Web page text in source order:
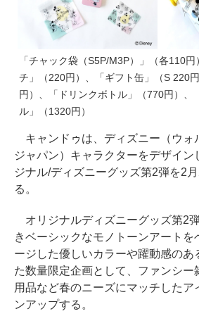
「チャック袋（S5P/M3P）」（各110
チ」（220円）、「ギフト缶」（S 220
円）、「ドリンクボトル」（770円）、
ル」（1320円）
キャンドゥは、ディズニー（ウォ
ジャパン）キャラクターをデザイン
ジナル/ディズニーグッズ第2弾を2
る。
オリジナルディズニーグッズ第2
きベーシックなモノトーンアートを
ージした優しいカラーや躍動感のあ
た数量限定企画として、ファンシー
用品など春のニーズにマッチしたア
ンアップする。